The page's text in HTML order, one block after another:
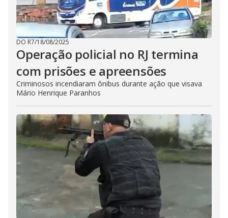
DO R7/18/08/2025
Operação policial no RJ termina
com prisões e apreensões
Criminosos incendiaram ônibus durante ação que visava
Mário Henrique Paranhos